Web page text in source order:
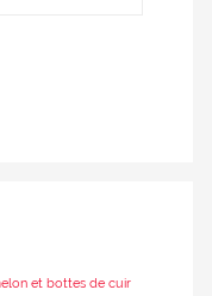
et bottes de cuir